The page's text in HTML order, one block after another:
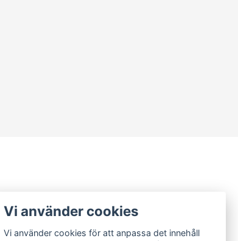
Vi använder cookies
Vi använder cookies för att anpassa det innehåll